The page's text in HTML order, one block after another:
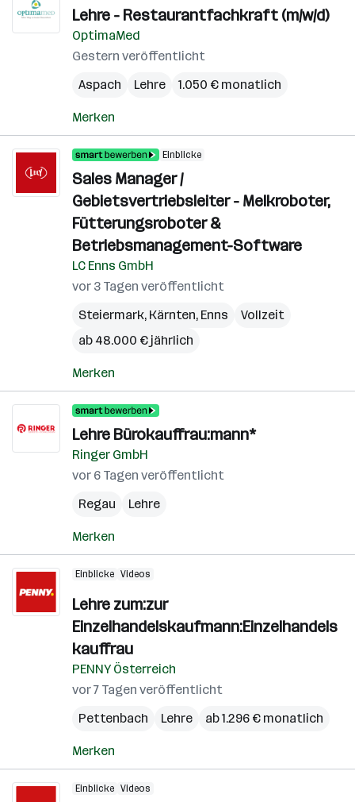
Lehre - Restaurantfachkraft (m/w/d)
OptimaMed
Gestern veröffentlicht
Aspach
Lehre 1.050 € monatlich
Merken
Einblicke
Sales Manager /
Gebietsvertriebsleiter - Melkroboter,
Fütterungsroboter &
Betriebsmanagement-Software
LC Enns GmbH
vor 3 Tagen veröffentlicht
Steiermark, Kärnten, Enns
Vollzeit
ab 48.000 € jährlich
Merken
Lehre Bürokauffrau:mann*
Ringer GmbH
vor 6 Tagen veröffentlicht
Regau
Lehre
Merken
Einblicke Videos
Lehre zum:zur
Einzelhandelskaufmann:Einzelhandels
kauffrau
PENNY Österreich
vor 7 Tagen veröffentlicht
Pettenbach
Lehre ab 1.296 € monatlich
Merken
Einblicke Videos